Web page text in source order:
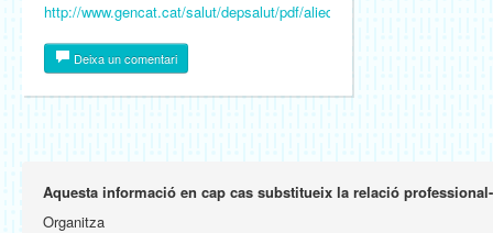
http://www.gencat.cat/salut/depsalut/pdf/aliequi2007.pdf
Deixa un comentari
Aquesta informació en cap cas substitueix la relació
Organitza